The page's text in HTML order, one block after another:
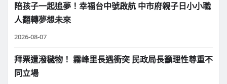
陪孩子一起追夢！幸福台中號啟航 中市府親子日小小職
人翻轉夢想未來
2026-08-07
拜票遭潑穢物！ 霧峰里長遇衝突 民政局長籲理性尊重不
同立場